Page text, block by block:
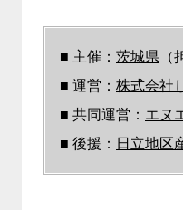
■ 主催： 茨城県 （
■ 運営： 株式会社
■ 共同運営： エヌ
■ 後援： 日立地区